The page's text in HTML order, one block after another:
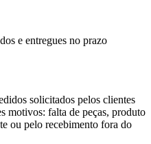
e entregues no prazo
solicitados pelos clientes
motivos: falta de peças, produto
ou pelo recebimento fora do